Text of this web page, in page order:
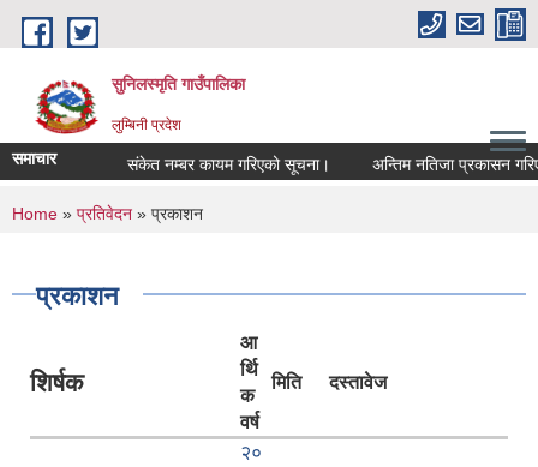
Skip to main content
सुनिलस्मृति गाउँपालिका
लुम्बिनी प्रदेश
समाचार संकेत नम्बर कायम गरिएको सूचना। अन्तिम नतिजा प्रकासन
You are here
Home » प्रतिवेदन » प्रकाशन
प्रकाशन
शिर्षक
आ
र्थि
क
वर्ष
मिति दस्तावेज
२०